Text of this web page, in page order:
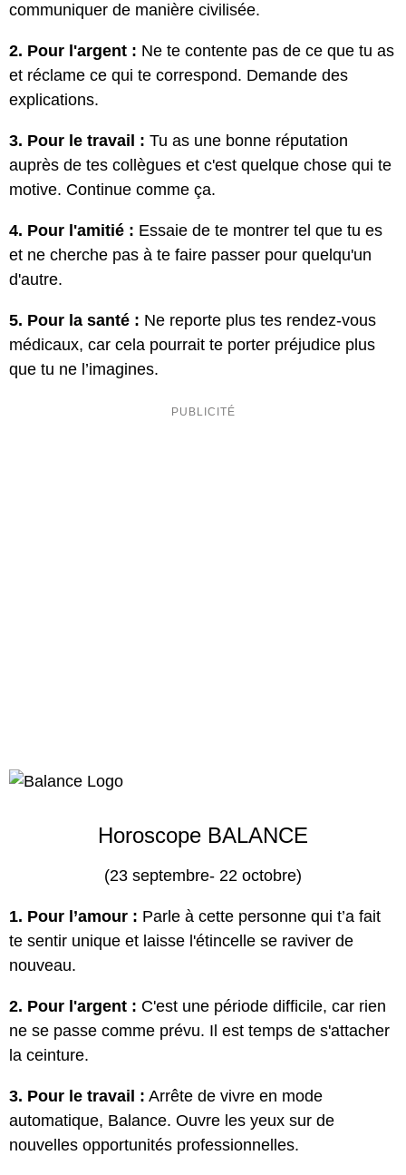
communiquer de manière civilisée.
2. Pour l'argent : Ne te contente pas de ce que tu as
et réclame ce qui te correspond. Demande des
explications.
3. Pour le travail : Tu as une bonne réputation
auprès de tes collègues et c'est quelque chose qui te
motive. Continue comme ça.
4. Pour l'amitié : Essaie de te montrer tel que tu es
et ne cherche pas à te faire passer pour quelqu'un
d'autre.
5. Pour la santé : Ne reporte plus tes rendez-vous
médicaux, car cela pourrait te porter préjudice plus
que tu ne l’imagines.
Horoscope BALANCE
(23 septembre- 22 octobre)
1. Pour l’amour : Parle à cette personne qui t’a fait
te sentir unique et laisse l'étincelle se raviver de
nouveau.
2. Pour l'argent : C'est une période difficile, car rien
ne se passe comme prévu. Il est temps de s'attacher
la ceinture.
3. Pour le travail : Arrête de vivre en mode
automatique, Balance. Ouvre les yeux sur de
nouvelles opportunités professionnelles.